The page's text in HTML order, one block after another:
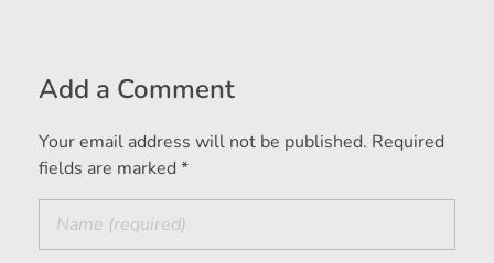
Add a Comment
Your email address will not be published. Required
fields are marked *